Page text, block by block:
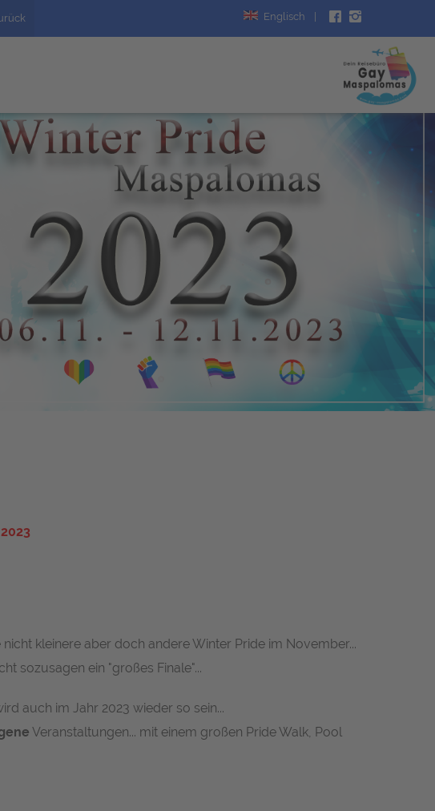
Englisch
nicht kleinere aber doch andereWinter Pride im November...
sozusagen ein "großes Finale"...
auch im Jahr 2023 wieder so sein...
Veranstaltungen... mit einem großen Pride Walk, Pool